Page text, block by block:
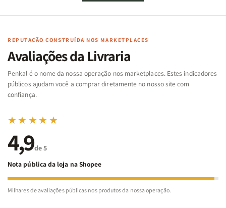
Cartas
Famílias
Bíblia
-
Penkal
Cartas
Famílias
da
Bíblia
-
Penkal
|
de
|
REPUTAÇÃO CONSTRUÍDA NOS MARKETPLACES
Avaliações da Livraria
Penkal é o nome da nossa operação nos marketplaces. Estes indicadores
públicos ajudam você a comprar diretamente no nosso site com
confiança.
★★★★★
4,9de 5
Nota pública da loja na Shopee
Milhares de avaliações públicas nos produtos da nossa operação.